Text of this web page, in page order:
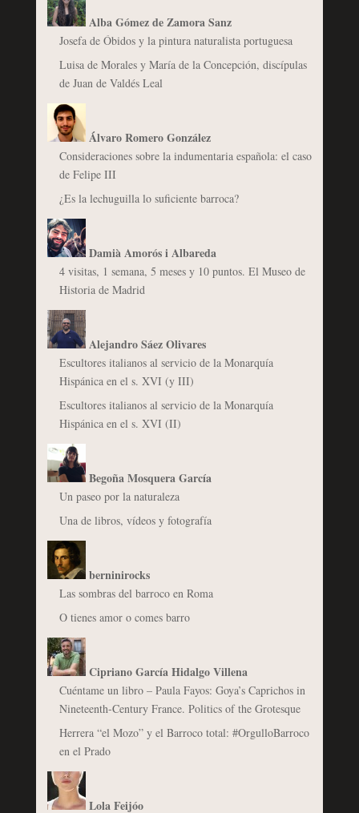
Alba Gómez de Zamora Sanz
Josefa de Óbidos y la pintura naturalista portuguesa
Luisa de Morales y María de la Concepción, discípulas
de Juan de Valdés Leal
Álvaro Romero González
Consideraciones sobre la indumentaria española: el caso
de Felipe III
¿Es la lechuguilla lo suficiente barroca?
Damià Amorós i Albareda
4 visitas, 1 semana, 5 meses y 10 puntos. El Museo de
Historia de Madrid
Alejandro Sáez Olivares
Escultores italianos al servicio de la Monarquía
Hispánica en el s. XVI (y III)
Escultores italianos al servicio de la Monarquía
Hispánica en el s. XVI (II)
Begoña Mosquera García
Un paseo por la naturaleza
Una de libros, vídeos y fotografía
berninirocks
Las sombras del barroco en Roma
O tienes amor o comes barro
Cipriano García Hidalgo Villena
Cuéntame un libro – Paula Fayos: Goya’s Caprichos in
Nineteenth-Century France. Politics of the Grotesque
Herrera “el Mozo” y el Barroco total: #OrgulloBarroco
en el Prado
Lola Feijóo